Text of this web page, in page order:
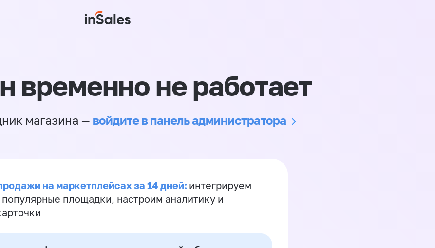
временно не работает
магазина — войдите в панель администратора
на маркетплейсах за 14 дней: интегрируем
популярные площадки, настроим аналитику и